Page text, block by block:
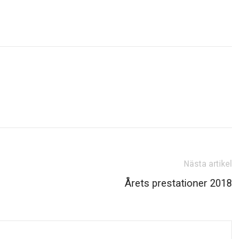
Nästa artikel
Årets prestationer 2018